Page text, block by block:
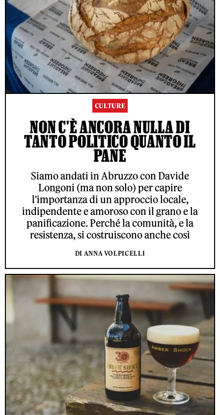
CULTURE
NON C'È ANCORA NULLA DI
TANTO POLITICO QUANTO IL
PANE
Siamo andati in Abruzzo con Davide
Longoni (ma non solo) per capire
l'importanza di un approccio locale,
indipendente e amoroso con il grano e la
panificazione. Perché la comunità, e la
resistenza, si costruiscono anche così
DI ANNA VOLPICELLI